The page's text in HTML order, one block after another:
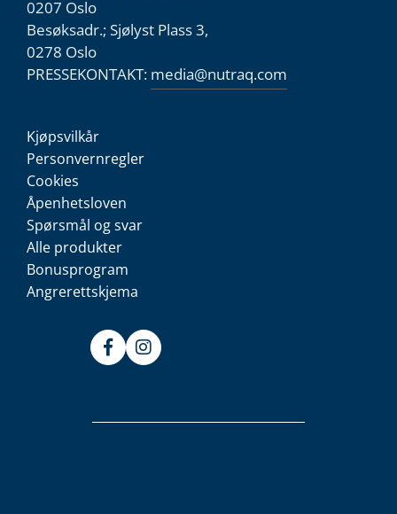
0207 Oslo
Besøksadr.; Sjølyst Plass 3,
0278 Oslo
PRESSEKONTAKT: media@nutraq.com
Kjøpsvilkår
Personvernregler
Cookies
Åpenhetsloven
Spørsmål og svar
Alle produkter
Bonusprogram
Angrerettskjema